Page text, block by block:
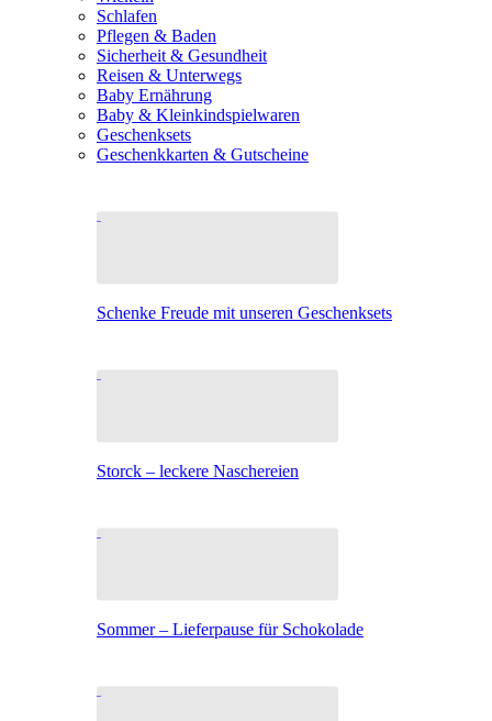
Schlafen
Pflegen & Baden
Sicherheit & Gesundheit
Reisen & Unterwegs
Baby Ernährung
Baby & Kleinkindspielwaren
Geschenksets
Geschenkkarten & Gutscheine
Schenke Freude mit unseren Geschenksets
Storck – leckere Naschereien
Sommer – Lieferpause für Schokolade